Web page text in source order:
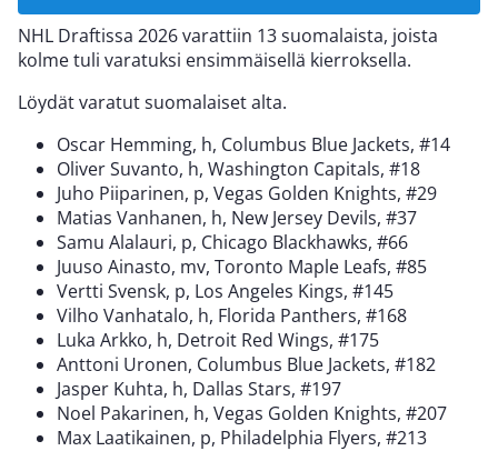
NHL Draftissa 2026 varattiin 13 suomalaista, joista
kolme tuli varatuksi ensimmäisellä kierroksella.
Löydät varatut suomalaiset alta.
Oscar Hemming, h, Columbus Blue Jackets, #14
Oliver Suvanto, h, Washington Capitals, #18
Juho Piiparinen, p, Vegas Golden Knights, #29
Matias Vanhanen, h, New Jersey Devils, #37
Samu Alalauri, p, Chicago Blackhawks, #66
Juuso Ainasto, mv, Toronto Maple Leafs, #85
Vertti Svensk, p, Los Angeles Kings, #145
Vilho Vanhatalo, h, Florida Panthers, #168
Luka Arkko, h, Detroit Red Wings, #175
Anttoni Uronen, Columbus Blue Jackets, #182
Jasper Kuhta, h, Dallas Stars, #197
Noel Pakarinen, h, Vegas Golden Knights, #207
Max Laatikainen, p, Philadelphia Flyers, #213